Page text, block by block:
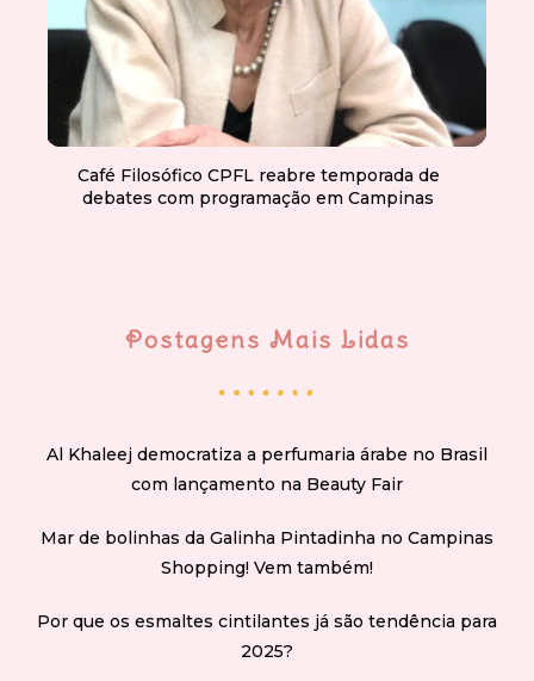
Café Filosófico CPFL reabre temporada de
debates com programação em Campinas
Postagens Mais Lidas
Al Khaleej democratiza a perfumaria árabe no Brasil
com lançamento na Beauty Fair
Mar de bolinhas da Galinha Pintadinha no Campinas
Shopping! Vem também!
Por que os esmaltes cintilantes já são tendência para
2025?